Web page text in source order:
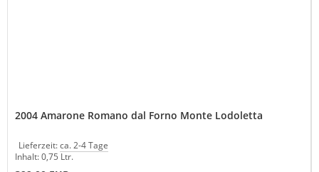
2004 Amarone Romano dal Forno Monte Lodoletta
Lieferzeit:ca. 2-4 Tage
Inhalt: 0,75 Ltr.